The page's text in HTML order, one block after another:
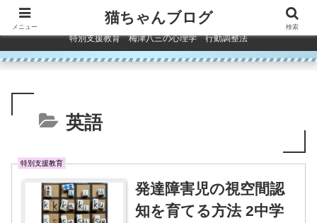
コンテンツへスキップ
特別支援教育 梅津八三の心理学 行動調整法
英語
特別支援教育
発達障害児の視空間認
知を育てる方法 2中学
メニュー
猫ちゃんブログ
検索